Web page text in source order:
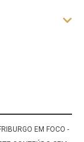
EM FOCO -